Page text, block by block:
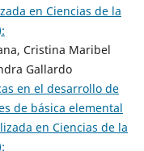
en Ciencias de la
Cristina Maribel
Gallardo
en el desarrollo de
de básica elemental
en Ciencias de la